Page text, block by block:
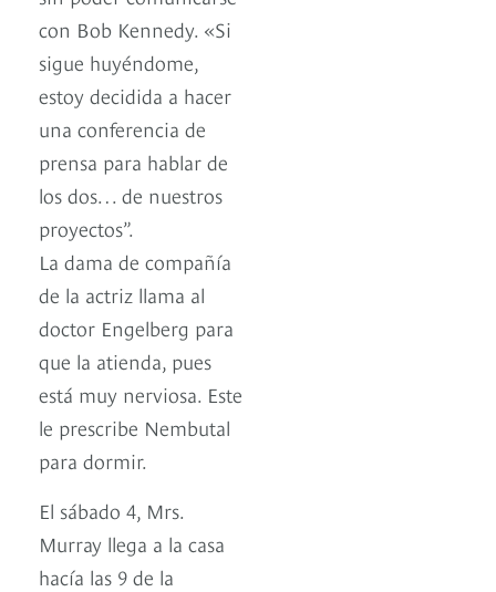
con Bob Kennedy. «Si
sigue huyéndome,
estoy decidida a hacer
una conferencia de
prensa para hablar de
los dos… de nuestros
proyectos”.
La dama de compañía
de la actriz llama al
doctor Engelberg para
que la atienda, pues
está muy nerviosa. Este
le prescribe Nembutal
para dormir.
El sábado 4, Mrs.
Murray llega a la casa
hacía las 9 de la